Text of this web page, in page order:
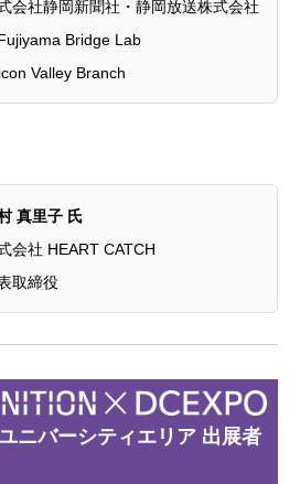
会社静岡新聞社・静岡放送株式会社
Bridge Lab
Valley Branch
真里子 氏
会社 HEART CATCH
取締役
ニバーシティエリア 出展者